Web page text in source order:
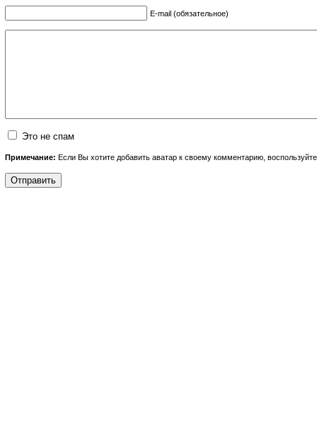
E-mail (обязательное)
Это не спам
Примечание: Если Вы хотите добавить аватар к своему комментарию,